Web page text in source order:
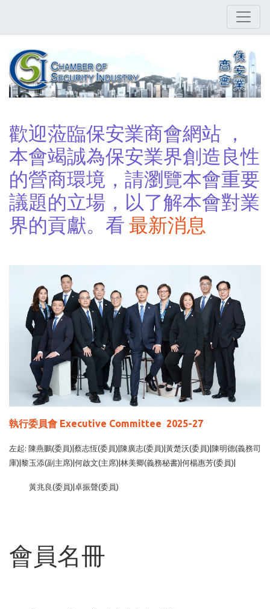
main
歡迎蒞臨保安業商會網站 ，
本會竭誠為保安業界創造良性
的營商環境，請瀏覽本會重要
議題的立場，以了解本會對業
界的貢獻。看 最新消息
執行委員會 Executive Committee 2025-27
左起: 陳燕鵬(委員)|蔡志恆(委員)|陳廣志(委員)|黃楚沃(委員)|陳明德(義務司
庫)|黎玉添(副主席)|何啟文(主席)|林美卿(義務秘書)|何楊惠芳(委員)|
黃兆良(委員)|卓振聲(委員)
會員名冊